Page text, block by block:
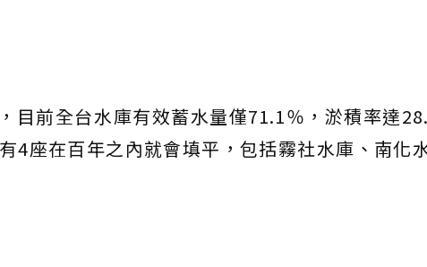
目前全台水庫有效蓄水量僅71.1％，淤積率達
4座在百年之內就會填平，包括霧社水庫、南化